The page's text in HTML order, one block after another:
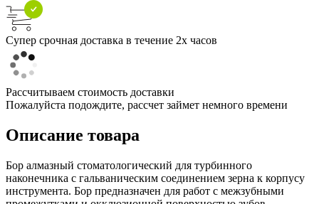
Супер срочная доставка в течение 2х часов
Рассчитываем стоимость доставки
Пожалуйста подождите, рассчет займет немного времени
Описание товара
Бор алмазный стоматологический для турбинного
наконечника с гальваническим соединением зерна к корпусу
инструмента. Бор предназначен для работ с межзубными